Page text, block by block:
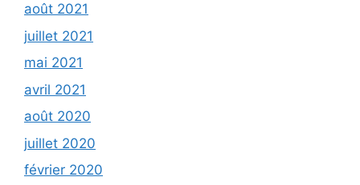
août 2021
juillet 2021
mai 2021
avril 2021
août 2020
juillet 2020
février 2020